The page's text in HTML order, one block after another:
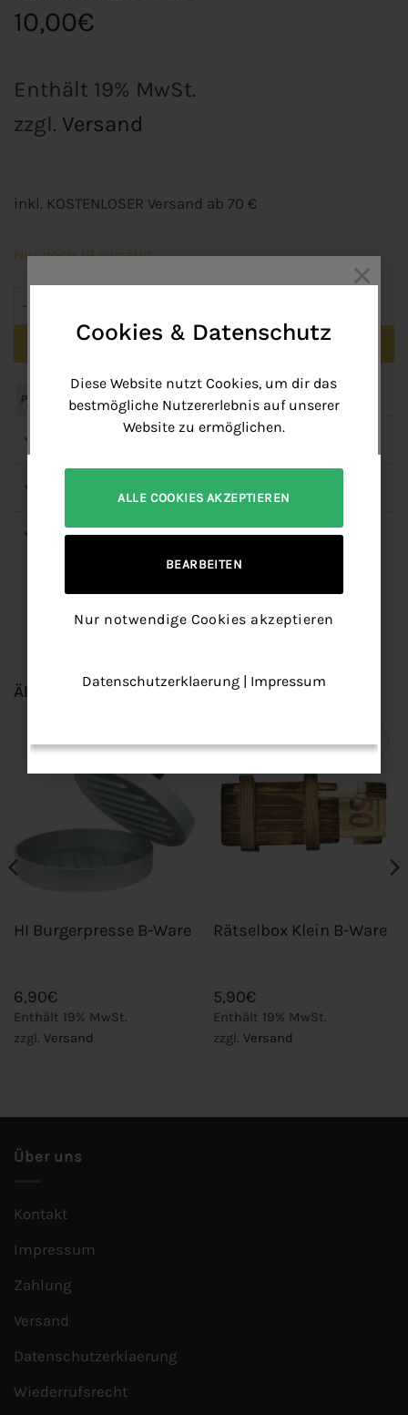
Get 10% discount
E-Mail Adresse
×
10,00€
Enthält 19% MwSt.
zzgl. Versand
inkl. KOSTENLOSER Versand ab 70 €
Nur noch 19 vorrätig
In den Warenkorb
PayPal
Bank
Transfer
Apple
Pay
American
Express
Google
Pay
Über NATUMO
Ähnliche Produkte
HI Burgerpresse B-Ware
6,90€
Enthält 19% MwSt.
zzgl. Versand
wishlist
Rätselbox Klein B-Ware
5,90€
Enthält 19% MwSt.
zzgl. Versand
Über uns
Kontakt
Impressum
Zahlung
Versand
Datenschutzerklaerung
Wiederrufsrecht
Cookies & Datenschutz
Diese Website nutzt Cookies, um dir das
bestmögliche Nutzererlebnis auf unserer
Website zu ermöglichen.
ALLE COOKIES AKZEPTIEREN
BEARBEITEN
Nur notwendige Cookies akzeptieren
Datenschutzerklaerung Impressum